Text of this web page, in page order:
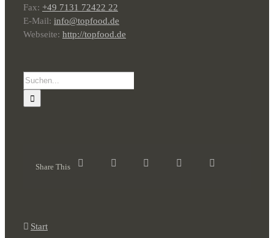
Fax: +49 7131 72422 22
E-Mail: info@topfood.de
Webseite: http://topfood.de
Suche
nach:
Share This
Start